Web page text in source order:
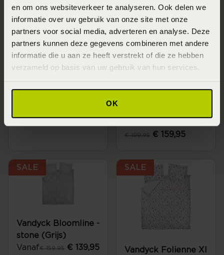
en om ons websiteverkeer te analyseren. Ook delen we
informatie over uw gebruik van onze site met onze
partners voor social media, adverteren en analyse. Deze
partners kunnen deze gegevens combineren met andere
informatie die u aan ze heeft verstrekt of die ze hebben
verzameld op basis van uw gebruik van hun services.
OK
- stone (Grijs)
€ 199,95 € 159,95
SALE
Vandyck Bloomline -
stone (Grijs)
Vanaf€ 159,95 € 139,95
SALE
Vandyck Folienne Xl